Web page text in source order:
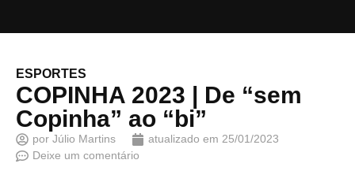
ESPORTES
COPINHA 2023 | De “sem
Copinha” ao “bi”
por Júlio Martins atualizado em 25/01/2023
Deixe um comentário